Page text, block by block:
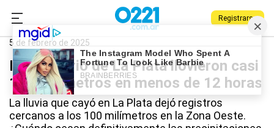
Registrarse
0221.com.ar
La Plata
5 de febrero de 2025
En un barrio de La Plata llovieron casi
100 milímetros en menos de 12 horas
La lluvia que cayó en La Plata dejó registros
cercanos a los 100 milímetros en la Zona Oeste.